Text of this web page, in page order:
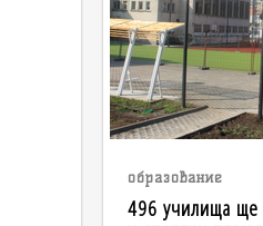
образование
496 училища ще